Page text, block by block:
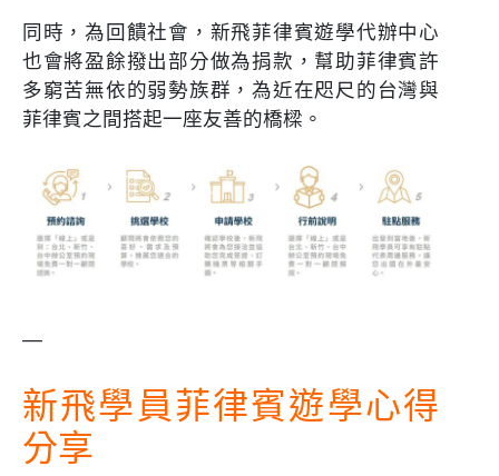
同時，為回饋社會，新飛菲律賓遊學代辦中心
也會將盈餘撥出部分做為捐款，幫助菲律賓許
多窮苦無依的弱勢族群，為近在咫尺的台灣與
菲律賓之間搭起一座友善的橋樑。
—
新飛學員菲律賓遊學心得
分享